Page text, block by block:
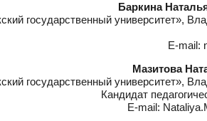
Баркина
государственный университет»,
E-mail:
Мазитова
государственный университет»,
Кандидат
E-mail: